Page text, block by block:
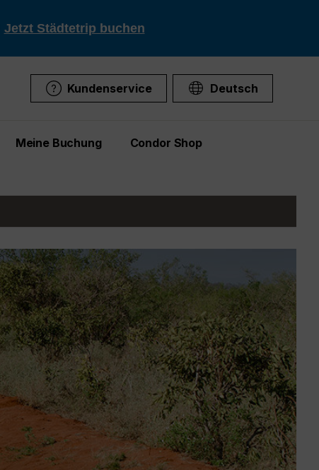
Jetzt Städtetrip buchen
Kundenservice Deutsch
Meine Buchung Condor Shop